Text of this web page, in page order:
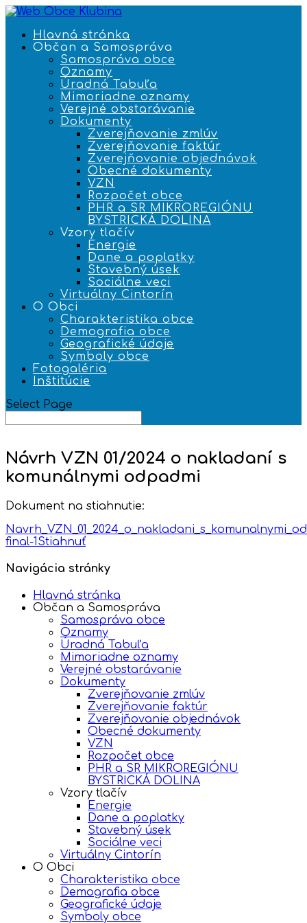
Hlavná stránka
Občan a Samospráva
Samospráva obce
Oznamy
Úradná Tabuľa
Mimoriadne oznamy
Verejné obstarávanie
Dokumenty
Zverejňovanie zmlúv
Zverejňovanie faktúr
Zverejňovanie objednávok
Obecné dokumenty
VZN
Rozpočet obce
PHR a SR MIKROREGIÓNU
BYSTRICKÁ DOLINA
Vzory tlačív
Energie
Dane a poplatky
Stavebný úsek
Sociálne veci
Virtuálny Cintorín
O Obci
Charakteristika obce
Demografia obce
Geografické údaje
Symboly obce
Fotogaléria
Inštitúcie
Select Page
Návrh VZN 01/2024 o nakladaní s
komunálnymi odpadmi
Dokument na stiahnutie:
final-1Stiahnuť
Navigácia stránky
Hlavná stránka
Občan a Samospráva
Samospráva obce
Oznamy
Úradná Tabuľa
Mimoriadne oznamy
Verejné obstarávanie
Dokumenty
Zverejňovanie zmlúv
Zverejňovanie faktúr
Zverejňovanie objednávok
Obecné dokumenty
VZN
Rozpočet obce
PHR a SR MIKROREGIÓNU
BYSTRICKÁ DOLINA
Vzory tlačív
Energie
Dane a poplatky
Stavebný úsek
Sociálne veci
Virtuálny Cintorín
O Obci
Charakteristika obce
Demografia obce
Geografické údaje
Symboly obce